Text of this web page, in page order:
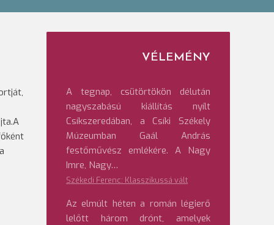
VÉLEMÉNY
A tegnap, csütörtökön délután
nagyszabású kiállítás nyílt
Csíkszeredában, a Csíki Székely
Múzeumban Gaál András
festőművész emlékére. A Nagy
Imre, Nagy…
Székedi Ferenc: Klasszikussá vált
Az elmúlt héten a román légierő
lelőtt három drónt, amelyek